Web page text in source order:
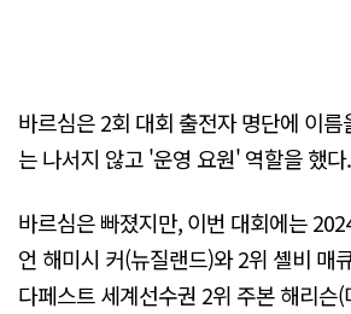
바르심은 2회 대회 출전자 명단에 이
는 나서지 않고 '운영 요원' 역할을 했다.
바르심은 빠졌지만, 이번 대회에는
언 해미시 커(뉴질랜드)와 2위 셸비 매
다페스트 세계선수권 2위 주본 해리슨